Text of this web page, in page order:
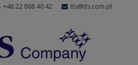
+48 22 868 40 42 tts@tts.com.pl